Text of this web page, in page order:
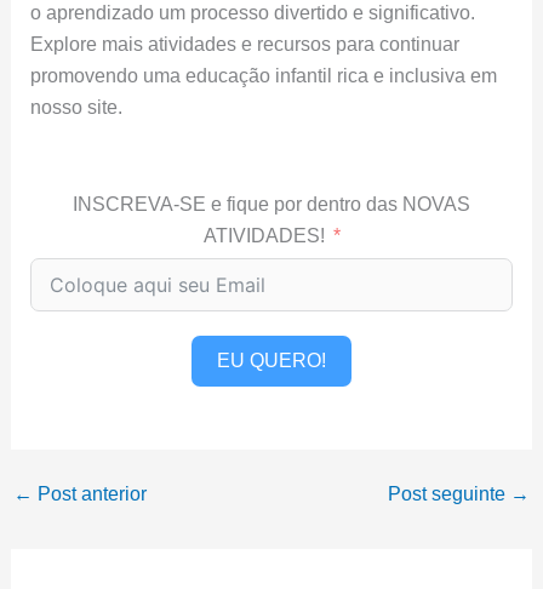
o aprendizado um processo divertido e significativo.
Explore mais atividades e recursos para continuar
promovendo uma educação infantil rica e inclusiva em
nosso site.
INSCREVA-SE e fique por dentro das NOVAS
ATIVIDADES!
EU QUERO!
← Post anterior Post seguinte →